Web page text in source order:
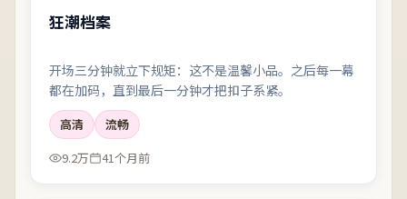
狂潮档案
开场三分钟就立下规矩：这不是温馨小品。之后每一幕
都在加码，直到最后一分钟才把扣子系紧。
高清
流畅
9.2万
41个月前